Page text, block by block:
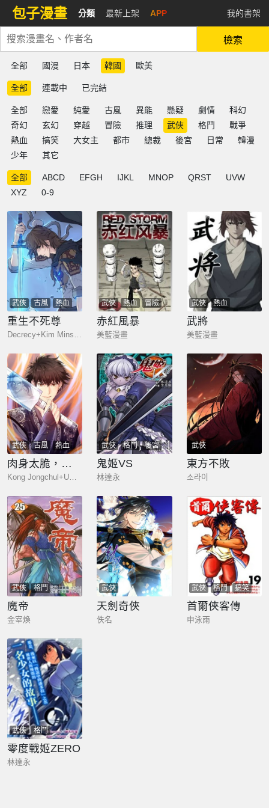
包子漫畫 分類 最新上架 APP 我的書架
檢索
全部 國漫 日本 韓國 歐美
全部 連載中 已完結
全部 戀愛 純愛 古風 異能 懸疑 劇情
科幻
奇幻
玄幻 穿越 冒險 推理 武俠 格鬥
戰爭
熱血
搞笑 大女主 都市 總裁 後宮 日常
韓漫
少年
其它
全部 ABCD EFGH IJKL MNOP QRST
UVW
XYZ
0-9
武俠 古風
熱血
玄幻
重生不死尊
Decrecy+Kim Minseok
武俠 熱血 冒險
赤紅風暴
美藍漫畫
武俠 熱血
武將
美藍漫畫
武俠 古風
熱血
玄幻
肉身太脆，只好修仙了
Kong Jongchul+Um Jinsub+GOBOOKIBOOKS
武俠 格鬥 後宮
鬼姬VS
林達永
武俠
東方不敗
소라이
武俠 格鬥
魔帝
金宰煥
武俠
天劍奇俠
佚名
武俠 格鬥 搞笑
首爾俠客傳
申泳雨
武俠 格鬥
零度戰姬ZERO
林達永